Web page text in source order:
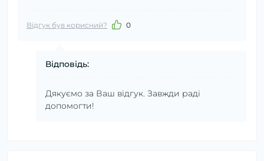
Відгук був корисний? 0
Відповідь:
Дякуємо за Ваш відгук. Завжди раді
допомогти!